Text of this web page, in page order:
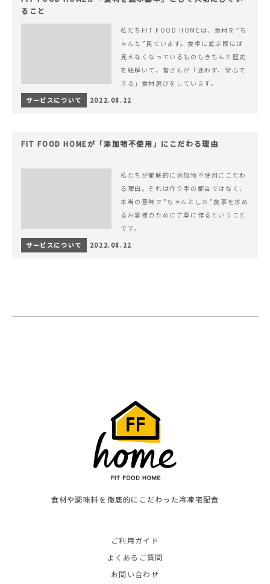
ること
私たちFIT FOOD HOMEは、食材を”ち
ゃんと”見ています。食卓に並ぶ際には
見えなくなっているものもきちんと歴史
を紐解いて、皆さんが「迷わず、安心で
きる」食材選びをしています。
サービスについて
2022.08.22
FIT FOOD HOMEが「添加物不使用」にこだわる理由
私たちが徹底的に添加物不使用にこだわ
る理由。それは作り手の都合ではなく、
本当の意味で”ちゃんとした”食事を求め
るお客様のために丁寧に作るということ
です。
サービスについて
2022.08.22
食材や調味料を徹底的にこだわった冷凍宅配食
ご利用ガイド
よくあるご質問
お問い合わせ